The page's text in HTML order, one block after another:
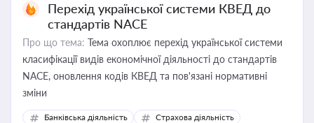
Перехід української системи КВЕД до
стандартів NACE
Про що тема: Тема охоплює перехід української системи
класифікації видів економічної діяльності до стандартів
NACE, оновлення кодів КВЕД та пов'язані нормативні
зміни
Банківська діяльність
Страхова діяльність